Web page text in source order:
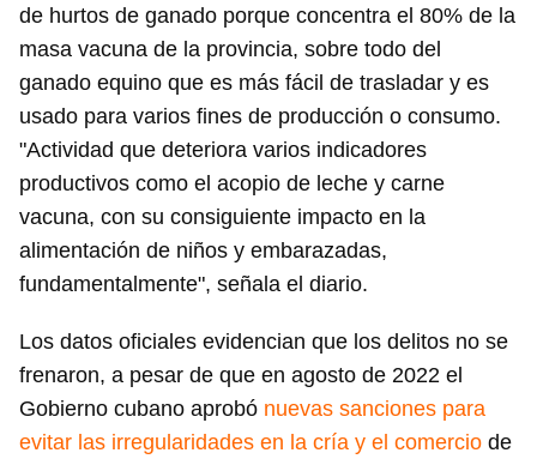
de hurtos de ganado porque concentra el 80% de la
masa vacuna de la provincia, sobre todo del
ganado equino que es más fácil de trasladar y es
usado para varios fines de producción o consumo.
"Actividad que deteriora varios indicadores
productivos como el acopio de leche y carne
vacuna, con su consiguiente impacto en la
alimentación de niños y embarazadas,
fundamentalmente", señala el diario.
Los datos oficiales evidencian que los delitos no se
frenaron, a pesar de que en agosto de 2022 el
Gobierno cubano aprobó nuevas sanciones para
evitar las irregularidades en la cría y el comercio de